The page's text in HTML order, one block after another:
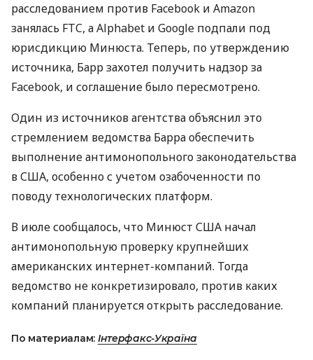
расследованием против Facebook и Amazon
занялась FTC, а Alphabet и Google подпали под
юрисдикцию Минюста. Теперь, по утверждению
источника, Барр захотел получить надзор за
Facebook, и соглашение было пересмотрено.
Один из источников агентства объяснил это
стремлением ведомства Барра обеспечить
выполнение антимонопольного законодательства
вСША, особенно с учетом озабоченности по
поводу технологических платформ.
В июле сообщалось, что Минюст США начал
антимонопольную проверку крупнейших
американских интернет-компаний. Тогда
ведомство не конкретизировало, против каких
компаний планируется открыть расследование.
По материалам: Інтерфакс-Україна